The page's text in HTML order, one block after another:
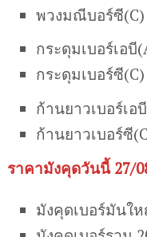
พวงมณีบอร์ซี(C)
กระดุมเบอร์เอบี
กระดุมเบอร์ซี
ก้านยาวเบอร์เอ
ก้านยาวเบอร์ซี
ราคามังคุดวันนี้ 27/
มังคุดเบอร์มันใ